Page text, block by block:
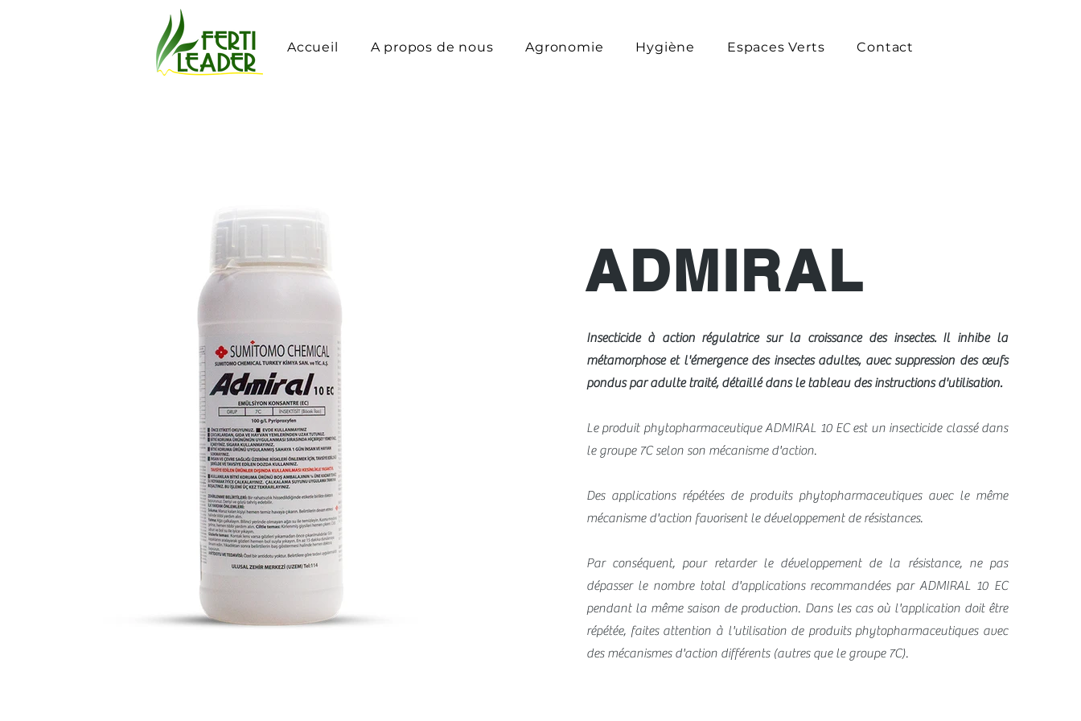
Accueil A propos de nous Agronomie Hygiène Espaces Verts Contact
ADMIRAL
Insecticide à action régulatrice sur la croissance des insectes. Il inhibe la
métamorphose et l'émergence des insectes adultes, avec suppression des œufs
pondus par adulte traité, détaillé dans le tableau des instructions d'utilisation.
Le produit phytopharmaceutique ADMIRAL 10 EC est un insecticide classé dans
le groupe 7C selon son mécanisme d'action.
Des applications répétées de produits phytopharmaceutiques avec le même
mécanisme d'action favorisent le développement de résistances.
Par conséquent, pour retarder le développement de la résistance, ne pas
dépasser le nombre total d'applications recommandées par ADMIRAL 10 EC
pendant la même saison de production. Dans les cas où l'application doit être
répétée, faites attention à l'utilisation de produits phytopharmaceutiques avec
des mécanismes d'action différents (autres que le groupe 7C).